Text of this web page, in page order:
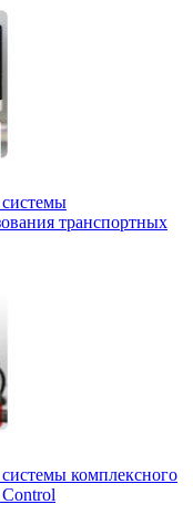
транспортных
комплексного